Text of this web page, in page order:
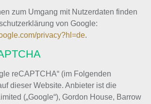
zum Umgang mit Nutzerdaten finden
von Google:
privacy?hl=de.
reCAPTCHA“ (im Folgenden
dieser Website. Anbieter ist die
(„Google“), Gordon House, Barrow